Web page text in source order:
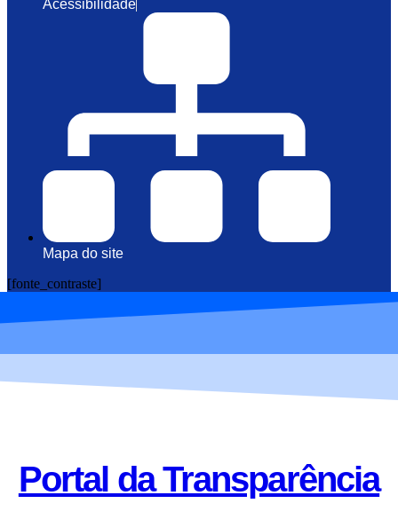
Acessibilidade
Mapa do site
[fonte_contraste]
Portal da Transparência